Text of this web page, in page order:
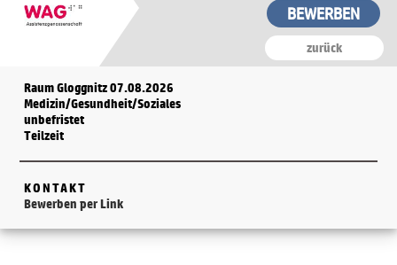
zurück
Raum Gloggnitz 07.08.2026
Medizin/Gesundheit/Soziales
unbefristet
Teilzeit
KONTAKT
Bewerben per Link